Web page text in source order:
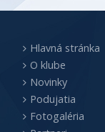
Hlavná stránka
O klube
Novinky
Podujatia
Fotogaléria